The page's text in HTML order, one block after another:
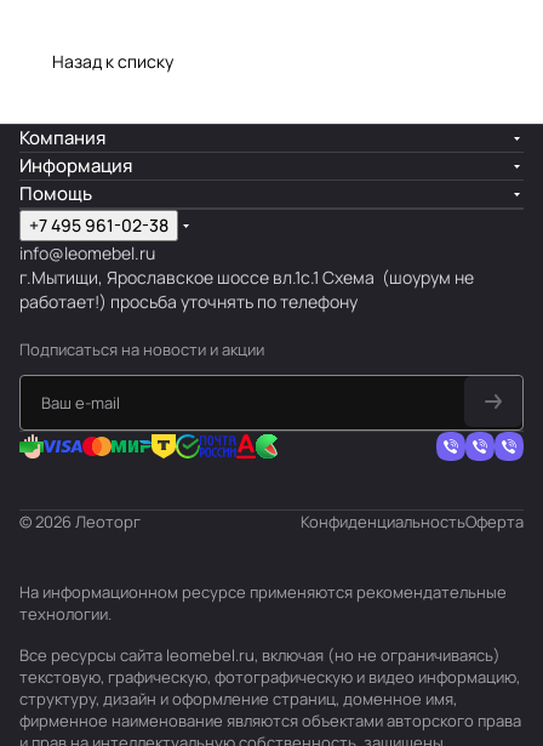
Назад к списку
Компания
Информация
Помощь
+7 495 961-02-38
info@leomebel.ru
г.Мытищи, Ярославское шоссе вл.1с.1 Схема (шоурум не
работает!) просьба уточнять по телефону
Подписаться на новости и акции
© 2026 Леоторг КонфиденциальностьОферта
На информационном ресурсе применяются рекомендательные
технологии.
Все ресурсы сайта leomebel.ru, включая (но не ограничиваясь)
текстовую, графическую, фотографическую и видео информацию,
структуру, дизайн и оформление страниц, доменное имя,
фирменное наименование являются объектами авторского права